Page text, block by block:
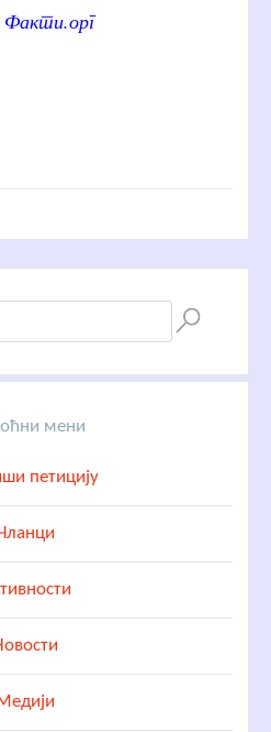
Факти.орг
мени
петицију